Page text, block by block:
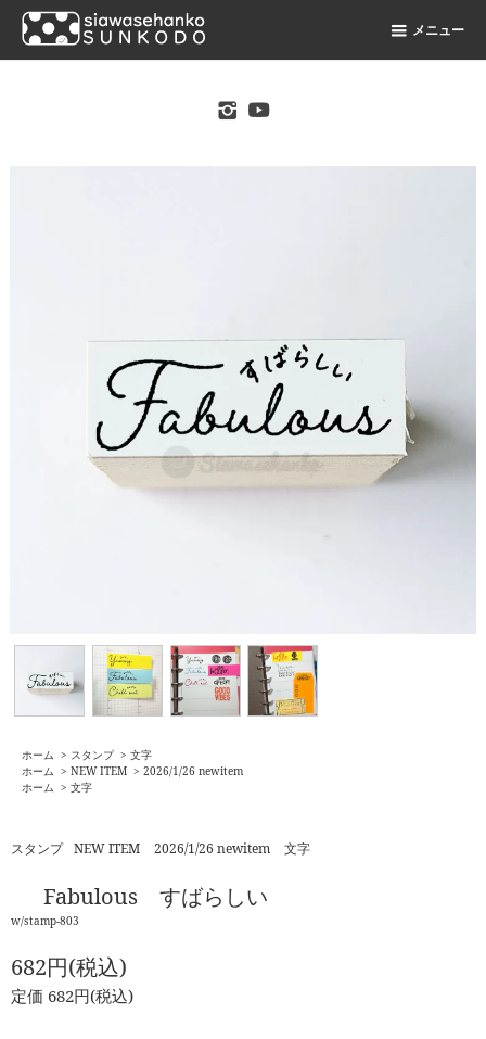
メニュー
ホーム > スタンプ > 文字
ホーム > NEW ITEM > 2026/1/26 newitem
ホーム > 文字
スタンプ NEW ITEM 2026/1/26 newitem 文字
Fabulous すばらしい
w/stamp-803
682円(税込)
定価 682円(税込)